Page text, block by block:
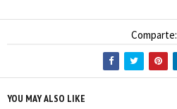
Comparte:
YOU MAY ALSO LIKE